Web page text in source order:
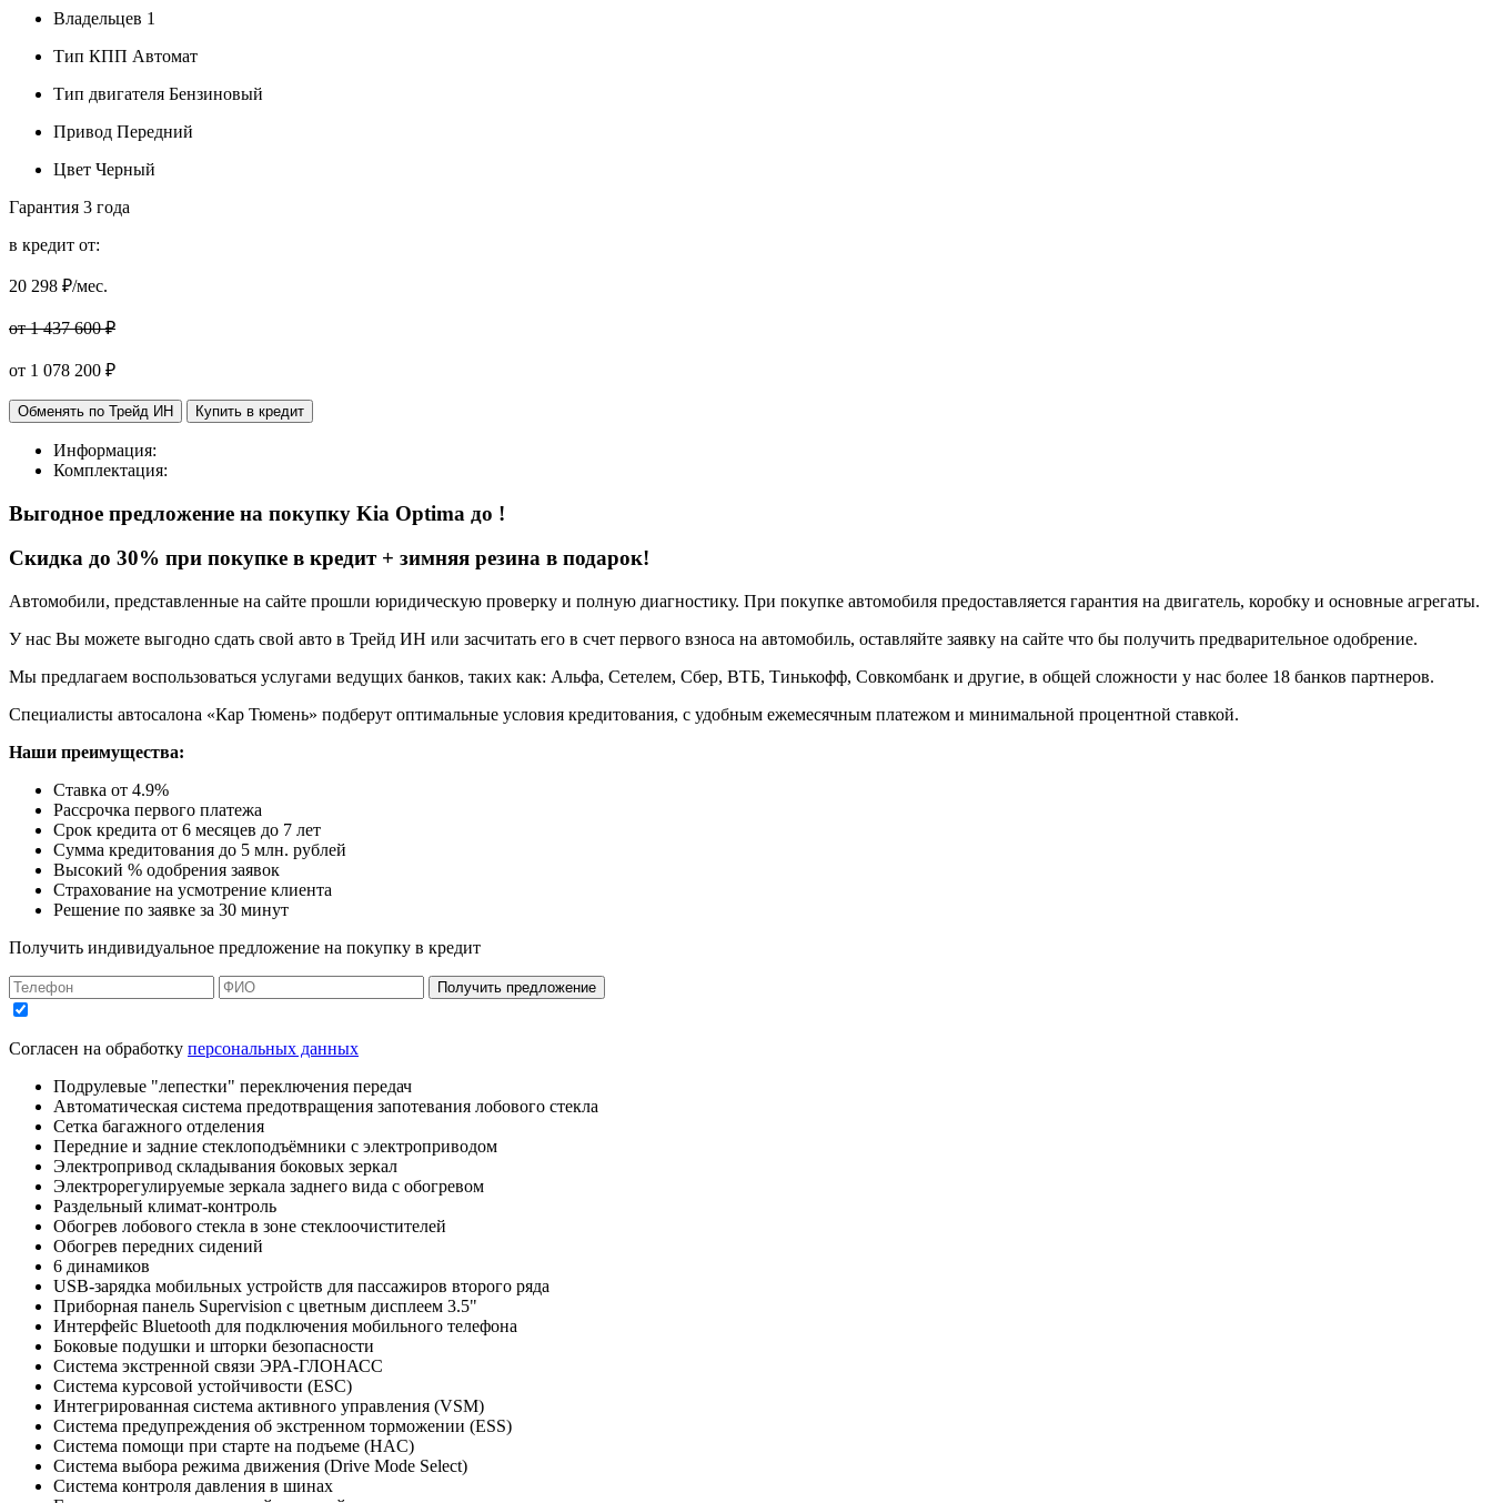
Владельцев 1
Тип КПП Автомат
Тип двигателя Бензиновый
Привод Передний
Цвет Черный
Гарантия 3 года
в кредит от:
20 298 ₽/мес.
от 1 437 600 ₽
от 1 078 200 ₽
Обменять по Трейд ИН Купить в кредит
Информация:
Комплектация:
Выгодное предложение на покупку Kia Optima до !
Cкидка до 30% при покупке в кредит + зимняя резина в подарок!
Автомобили, представленные на сайте прошли юридическую проверку и полную диагностику. При покупке автомобиля предоставляется гарантия на двигатель, коробку и основные агрегаты.
У нас Вы можете выгодно сдать свой авто в Трейд ИН или засчитать его в счет первого взноса на автомобиль, оставляйте заявку на сайте что бы получить предварительное одобрение.
Мы предлагаем воспользоваться услугами ведущих банков, таких как: Альфа, Сетелем, Сбер, ВТБ, Тинькофф, Совкомбанк и другие, в общей сложности у нас более 18 банков партнеров.
Специалисты автосалона «Кар Тюмень» подберут оптимальные условия кредитования, с удобным ежемесячным платежом и минимальной процентной ставкой.
Наши преимущества:
Ставка от 4.9%
Рассрочка первого платежа
Срок кредита от 6 месяцев до 7 лет
Сумма кредитования до 5 млн. рублей
Высокий % одобрения заявок
Страхование на усмотрение клиента
Решение по заявке за 30 минут
Получить индивидуальное предложение на покупку в кредит
Получить предложение
Согласен на обработку персональных данных
Подрулевые "лепестки" переключения передач
Автоматическая система предотвращения запотевания лобового стекла
Сетка багажного отделения
Передние и задние стеклоподъёмники с электроприводом
Электропривод складывания боковых зеркал
Электрорегулируемые зеркала заднего вида с обогревом
Раздельный климат-контроль
Обогрев лобового стекла в зоне стеклоочистителей
Обогрев передних сидений
6 динамиков
USB-зарядка мобильных устройств для пассажиров второго ряда
Приборная панель Supervision c цветным дисплеем 3.5"
Интерфейс Bluetooth для подключения мобильного телефона
Боковые подушки и шторки безопасности
Система экстренной связи ЭРА-ГЛОНАСС
Система курсовой устойчивости (ESС)
Интегрированная система активного управления (VSM)
Система предупреждения об экстренном торможении (ESS)
Система помощи при старте на подъеме (HAC)
Система выбора режима движения (Drive Mode Select)
Система контроля давления в шинах